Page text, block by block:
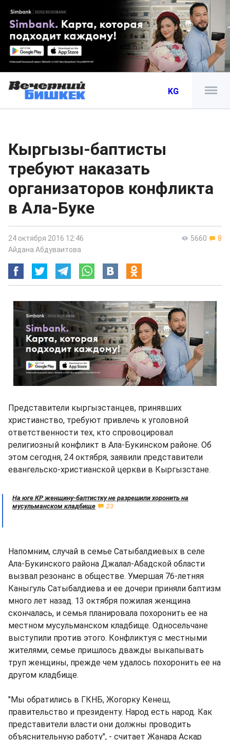
KG
Кыргызы-баптисты
требуют наказать
организаторов конфликта
в Ала-Буке
5660 8
24 октября 2016 12:46
Айдана Абдуваитова
Представители кыргызстанцев, принявших
христианство, требуют привлечь к уголовной
ответственности тех, кто спровоцировал
религиозный конфликт в Ала-Букинском районе. Об
этом сегодня, 24 октября, заявили представители
евангельско-христианской церкви в Кыргызстане.
На юге КР женщину-баптистку не разрешили хоронить на
мусульманском кладбище
23
Напомним, случай в семье Сатыбалдиевых в селе
Ала-Букинского района Джалал-Абадской области
вызвал резонанс в обществе. Умершая 76-летняя
Каныгуль Сатыбалдиева и ее дочери приняли баптизм
много лет назад. 13 октября пожилая женщина
скончалась, и семья планировала похоронить ее на
местном мусульманском кладбище. Односельчане
выступили против этого. Конфликтуя с местными
жителями, семье пришлось дважды выкапывать
труп женщины, прежде чем удалось похоронить ее на
другом кладбище.
"Мы обратились в ГКНБ, Жогорку Кенеш,
правительство и президенту. Народ есть народ. Как
представители власти они должны проводить
объяснительную работу", - считает Жанара Аскар